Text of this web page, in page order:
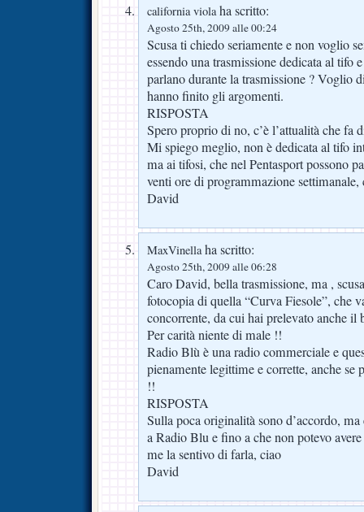
california violaha scritto:
Agosto 25th, 2009 alle 00:24
Scusa ti chiedo seriamente e non voglio
essendo una trasmissione dedicata al tifo
parlano durante la trasmissione ? Voglio
hanno finito gli argomenti.
RISPOSTA
Spero proprio di no, c’è l’attualità che fa
Mi spiego meglio, non è dedicata al tifo
ma ai tifosi, che nel Pentasport possono
venti ore di programmazione settimanale,
David
MaxVinellaha scritto:
Agosto 25th, 2009 alle 06:28
Caro David, bella trasmissione, ma ,
fotocopia di quella “Curva Fiesole”, che
concorrente, da cui hai prelevato anche
Per carità niente di male !!
Radio Blù è una radio commerciale e
pienamente legittime e corrette, anche se
!!
RISPOSTA
Sulla poca originalità sono d’accordo,
a Radio Blu e fino a che non potevo
me la sentivo di farla, ciao
David